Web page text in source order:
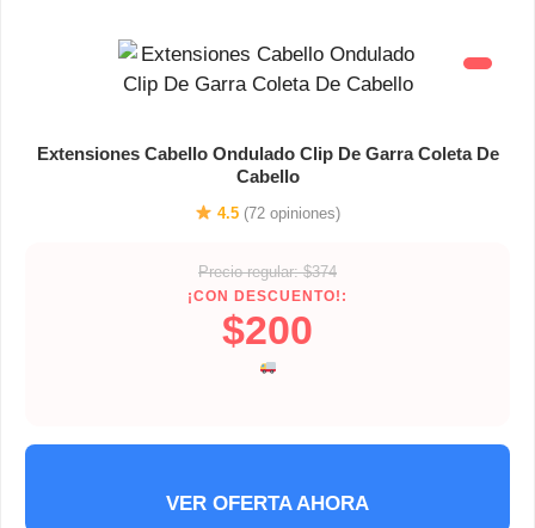
Extensiones Cabello Ondulado Clip De Garra Coleta De
Cabello
4.5 (72 opiniones)
Precio regular: $374
¡CON DESCUENTO!:
$200
VER OFERTA AHORA